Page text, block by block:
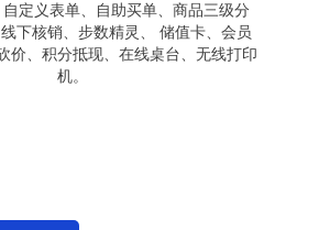
定义表单、自助买单、商品三级分
下核销、步数精灵、 储值卡、会员
价、积分抵现、在线桌台、无线打印
机。